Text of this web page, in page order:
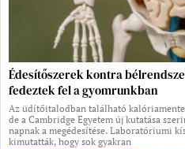
Édesítőszerek kontra
fedeztek fel a gyomrunkban
Az üdítőitalodban található
de a Cambridge Egyetem új kutatása
napnak a megédesítése. Laboratóriumi
kimutatták, hogy sok gyakran